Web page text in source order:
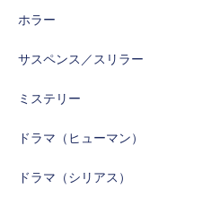
ホラー
サスペンス／スリラー
ミステリー
ドラマ（ヒューマン）
ドラマ（シリアス）